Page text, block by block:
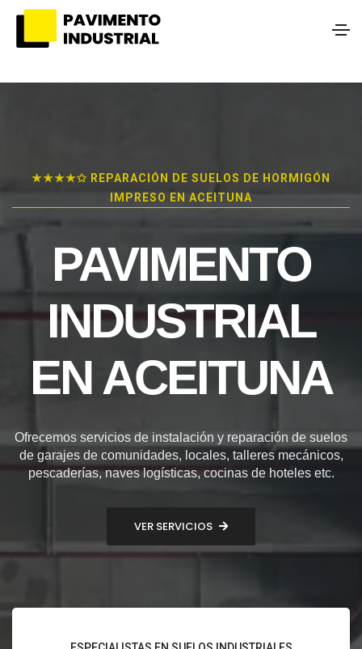
★★★★✩ REPARACIÓN DE SUELOS DE HORMIGÓN
IMPRESO EN ACEITUNA
PAVIMENTO
INDUSTRIAL
EN ACEITUNA
Ofrecemos servicios de instalación y reparación de suelos
de garajes de comunidades, locales, talleres mecánicos,
pescaderías, naves logísticas, cocinas de hoteles etc.
VER SERVICIOS